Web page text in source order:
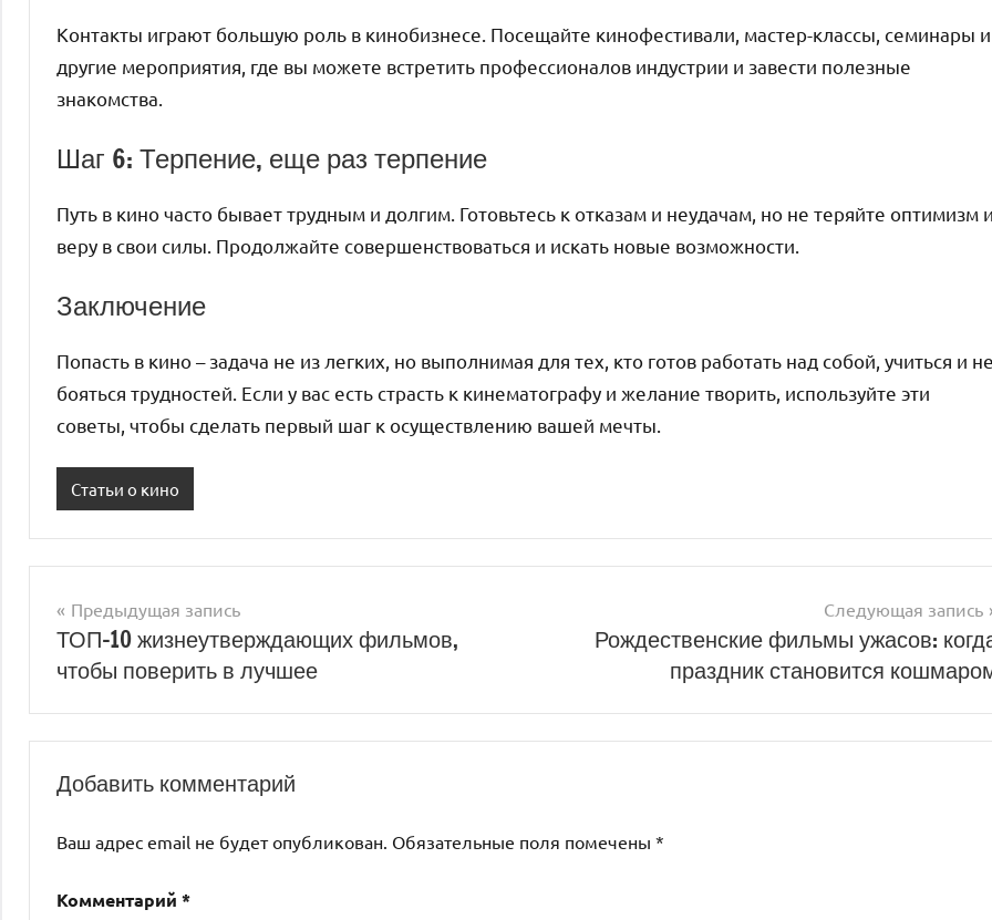
Контакты играют большую роль в кинобизнесе. Посещайте кинофестивали, мастер-классы, семинары и
другие мероприятия, где вы можете встретить профессионалов индустрии и завести полезные
знакомства.
Шаг 6: Терпение, еще раз терпение
Путь в кино часто бывает трудным и долгим. Готовьтесь к отказам и неудачам, но не теряйте оптимизм
веру в свои силы. Продолжайте совершенствоваться и искать новые возможности.
Заключение
Попасть в кино – задача не из легких, но выполнимая для тех, кто готов работать над собой, учиться и
бояться трудностей. Если у вас есть страсть к кинематографу и желание творить, используйте эти
советы, чтобы сделать первый шаг к осуществлению вашей мечты.
Статьи о кино
Навигация
по
записям
Предыдущая запись
ТОП-10 жизнеутверждающих фильмов,
чтобы поверить в лучшее
Следующая запись
Рождественские фильмы ужасов:
праздник становится
Добавить комментарий
Ваш адрес email не будет опубликован. Обязательные поля помечены *
Комментарий *